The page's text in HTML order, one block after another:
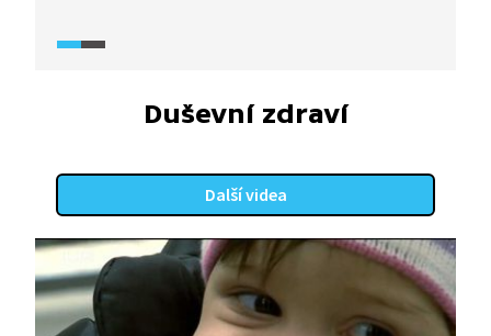
alkoholu dopouštěla, i následky, které si dcera
Duševní zdraví
Další videa